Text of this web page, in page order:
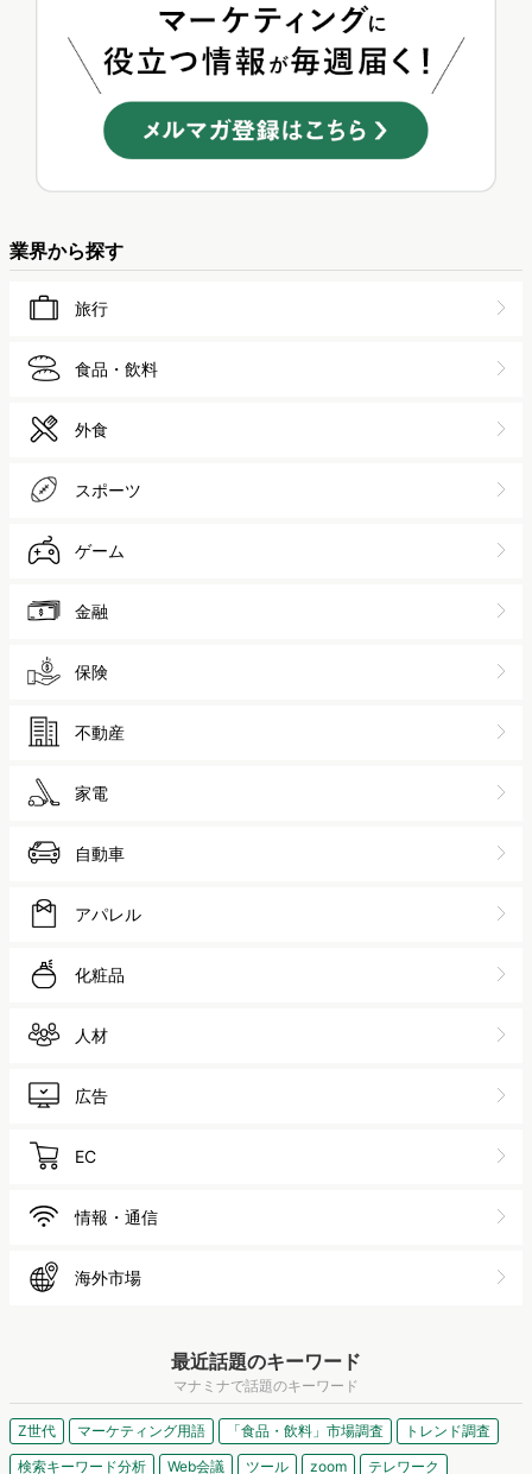
業界から探す
旅行
食品・飲料
外食
スポーツ
ゲーム
金融
保険
不動産
家電
自動車
アパレル
化粧品
人材
広告
EC
情報・通信
海外市場
最近話題のキーワード
マナミナで話題のキーワード
Z世代 マーケティング用語 「食品・飲料」市場調査
トレンド調査
検索キーワード分析
Web会議 ツール zoom テレワーク